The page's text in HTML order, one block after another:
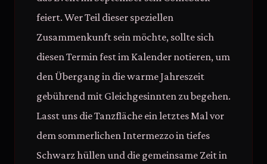
feiert. Wer Teil dieser speziellen
Zusammenkunft sein möchte, sollte sich
diesen Termin fest im Kalender notieren, um
den Übergang in die warme Jahreszeit
gebührend mit Gleichgesinnten zu begehen.
Lasst uns die Tanzfläche ein letztes Mal vor
dem sommerlichen Intermezzo in tiefes
Schwarz hüllen und die gemeinsame Zeit in